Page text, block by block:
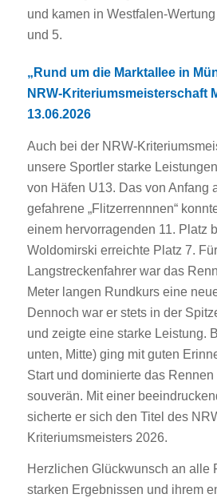
und kamen in Westfalen-
und 5.
„Rund um die Marktallee in
NRW-Kriteriumsmeisterschaft
13.06.2026
Auch bei der NRW-
unsere Sportler starke
von Häfen U13. Das von Anfang
gefahrene „Flitzerrennnen“
einem hervorragenden 11. Platz
Woldomirski erreichte Platz 7.
Langstreckenfahrer war das
Meter langen Rundkurs eine
Dennoch war er stets in der
und zeigte eine starke Leistung.
unten, Mitte) ging mit guten
Start und dominierte das Rennen
souverän. Mit einer
sicherte er sich den Titel des
Kriteriumsmeisters 2026.
Herzlichen Glückwunsch an alle
starken Ergebnissen und ihrem